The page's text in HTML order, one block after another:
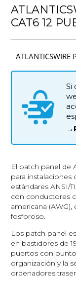
CAT6 12
ATLANTICSWIRE
Si
El patch panel de
para instalaciones
estándares ANSI/
con conductores
americana
fosforoso.
Los patch panel
en bastidores de
puertos con
organización y la
ordenadores